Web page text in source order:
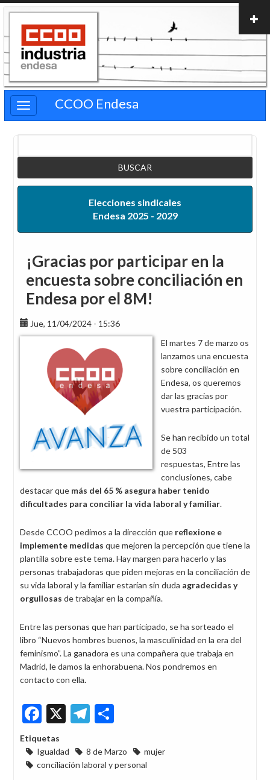
Pasar
contenido
principal
CCOO Endesa
Elecciones sindicales
Endesa 2025 - 2029
¡Gracias por participar en la
encuesta sobre conciliación en
Endesa por el 8M!
Jue, 11/04/2024 - 15:36
El martes 7 de marzo os
lanzamos una encuesta
sobre conciliación en
Endesa, os queremos
dar las gracias por
vuestra participación.
Se han recibido un total
de 503
respuestas, Entre las
conclusiones, cabe
destacar que más del 65 % asegura haber tenido
dificultades para conciliar la vida laboral y familiar.
Desde CCOO pedimos a la dirección que reflexione e
implemente medidas que mejoren la percepción que tiene la
plantilla sobre este tema. Hay margen para hacerlo y las
personas trabajadoras que piden mejoras en la conciliación de
su vida laboral y la familiar estarían sin duda agradecidas y
orgullosas de trabajar en la compañía.
Entre las personas que han participado, se ha sorteado el
libro “Nuevos hombres buenos, la masculinidad en la era del
feminismo”. La ganadora es una compañera que trabaja en
Madrid, le damos la enhorabuena. Nos pondremos en
contacto con ella.
Facebook
X Telegram
Etiquetas
Igualdad
8 de Marzo
mujer
conciliación laboral y personal